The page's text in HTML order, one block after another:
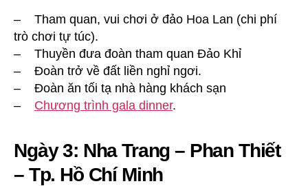
– Tham quan, vui chơi ở đảo Hoa Lan (chi phí
trò chơi tự túc).
– Thuyền đưa đoàn tham quan Đảo Khỉ
– Đoàn trở về đất liền nghỉ ngơi.
– Đoàn ăn tối tạ nhà hàng khách sạn
– Chương trình gala dinner.
Ngày 3: Nha Trang – Phan Thiết
– Tp. Hồ Chí Minh